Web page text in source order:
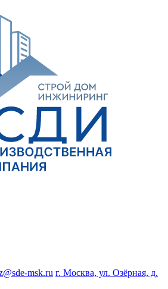
msk.ru г. Москва, ул. Озёрная, д.